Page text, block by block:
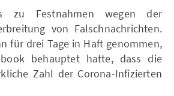
zu Festnahmen wegen der
von Falschnachrichten.
für drei Tage in Haft genommen,
behauptet hatte, dass die
Zahl der Corona-Infizierten